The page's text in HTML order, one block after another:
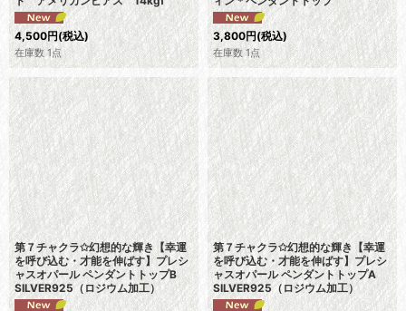
4,500円(税込)
在庫数 1点
3,800円(税込)
在庫数 1点
第７チャクラ✩幻想的な輝き【幸運
を呼び込む・才能を伸ばす】プレシ
ャスオパール ペンダントトップB
SILVER925（ロジウム加工）
第７チャクラ✩幻想的な輝き【幸運
を呼び込む・才能を伸ばす】プレシ
ャスオパール ペンダントトップA
SILVER925（ロジウム加工）